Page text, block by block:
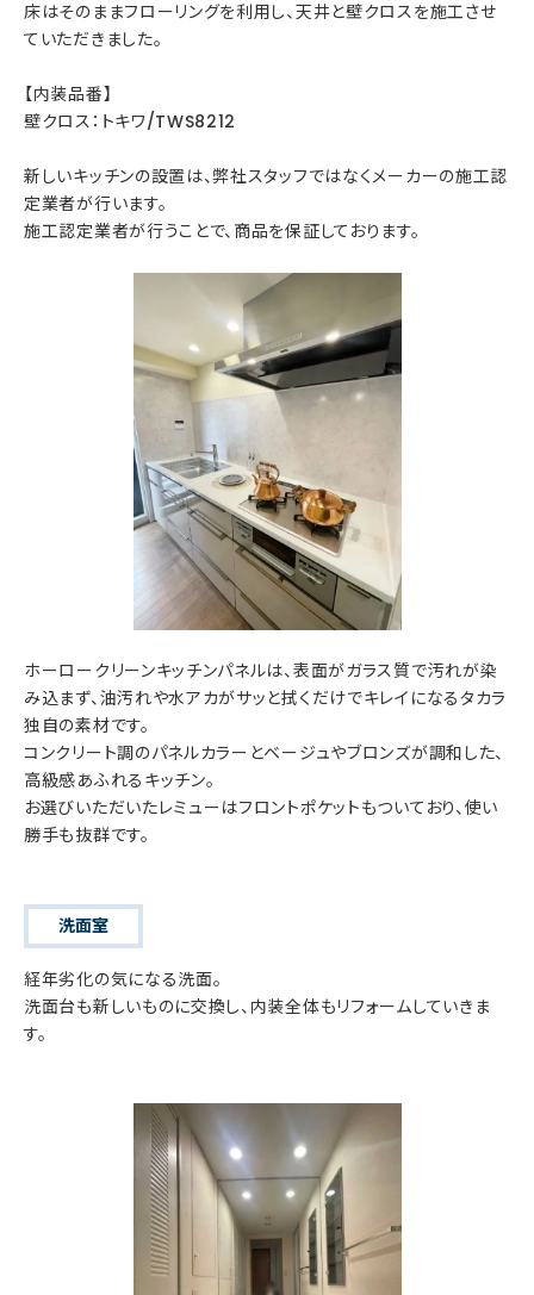
床はそのままフローリングを利用し、天井と壁クロスを施工させ
ていただきました。
【内装品番】
壁クロス：トキワ/TWS8212
新しいキッチンの設置は、弊社スタッフではなくメーカーの施工認
定業者が行います。
施工認定業者が行うことで、商品を保証しております。
ホーロークリーンキッチンパネルは、表面がガラス質で汚れが染
み込まず、油汚れや水アカがサッと拭くだけでキレイになるタカラ
独自の素材です。
コンクリート調のパネルカラーとベージュやブロンズが調和した、
高級感あふれるキッチン。
お選びいただいたレミューはフロントポケットもついており、使い
勝手も抜群です。
洗面室
経年劣化の気になる洗面。
洗面台も新しいものに交換し、内装全体もリフォームしていきま
す。